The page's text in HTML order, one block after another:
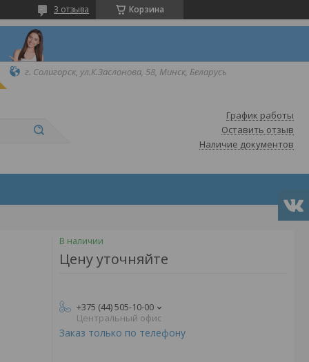
Корзина
3 отзыва
г. Солигорск, ул.К.Заслонова, 58, Минск, Беларусь
График работы
Оставить отзыв
Наличие документов
В наличии
Цену уточняйте
+375 (44) 505-10-00
Центральный офис
Заказ только по телефону